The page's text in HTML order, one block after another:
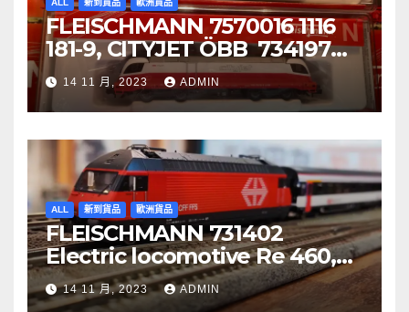
ALL 新到貨品 歐洲貨品
FLEISCHMANN 7570016 1116
181-9, CITYJET ÖBB 734197
Re 620 088-5, SBB Cargo
14 11 月, 2023 ADMIN
ALL 新到貨品 歐洲貨品
FLEISCHMANN 731402
Electric locomotive Re 460,
SBB
14 11 月, 2023 ADMIN